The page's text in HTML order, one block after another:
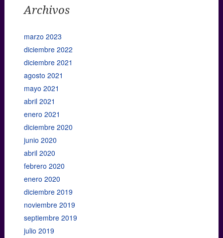
Archivos
marzo 2023
diciembre 2022
diciembre 2021
agosto 2021
mayo 2021
abril 2021
enero 2021
diciembre 2020
junio 2020
abril 2020
febrero 2020
enero 2020
diciembre 2019
noviembre 2019
septiembre 2019
julio 2019